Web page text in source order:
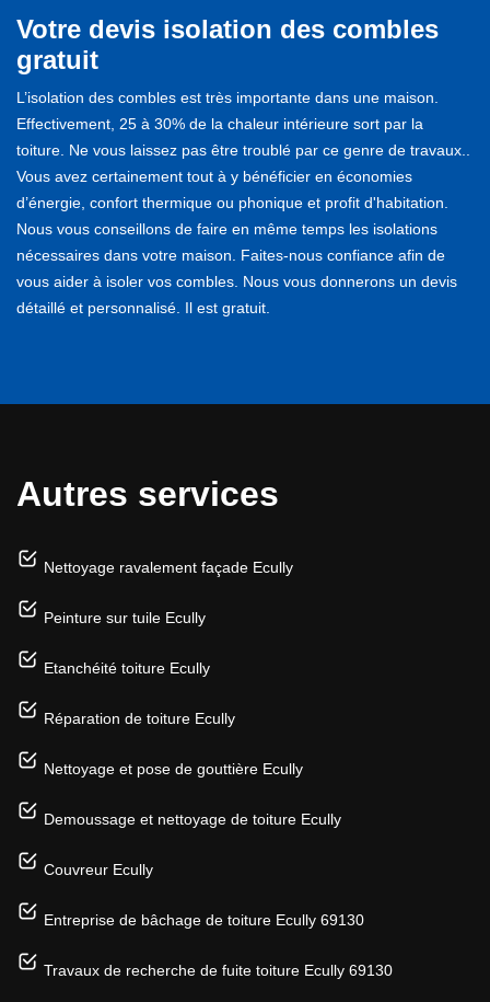
Votre devis isolation des combles
gratuit
L’isolation des combles est très importante dans une maison.
Effectivement, 25 à 30% de la chaleur intérieure sort par la
toiture. Ne vous laissez pas être troublé par ce genre de travaux..
Vous avez certainement tout à y bénéficier en économies
d’énergie, confort thermique ou phonique et profit d'habitation.
Nous vous conseillons de faire en même temps les isolations
nécessaires dans votre maison. Faites-nous confiance afin de
vous aider à isoler vos combles. Nous vous donnerons un devis
détaillé et personnalisé. Il est gratuit.
Autres services
Nettoyage ravalement façade Ecully
Peinture sur tuile Ecully
Etanchéité toiture Ecully
Réparation de toiture Ecully
Nettoyage et pose de gouttière Ecully
Demoussage et nettoyage de toiture Ecully
Couvreur Ecully
Entreprise de bâchage de toiture Ecully 69130
Travaux de recherche de fuite toiture Ecully 69130